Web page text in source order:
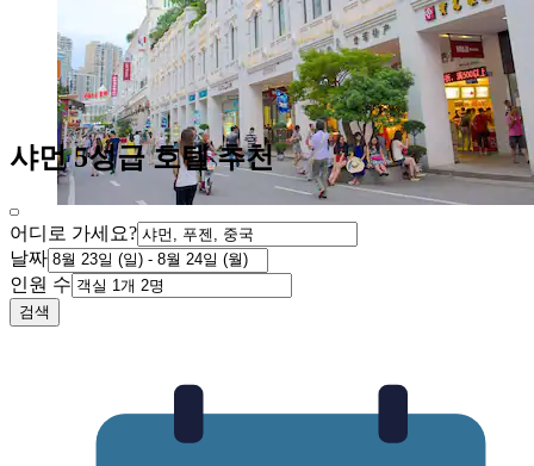
샤먼 5성급 호텔 추천
어디로 가세요?
날짜
인원 수
검색